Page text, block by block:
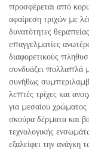
προσφέρεται από
αφαίρεση τριχών με
δυνατότητες
επαγγελματίες
διαφορετικούς
συνδυάζει πολλαπλά
συνήθως
λεπτές τρίχες και
για μεσαίου
σκούρα δέρματα και
τεχνολογικής
εξαλείφει την ανάγκη